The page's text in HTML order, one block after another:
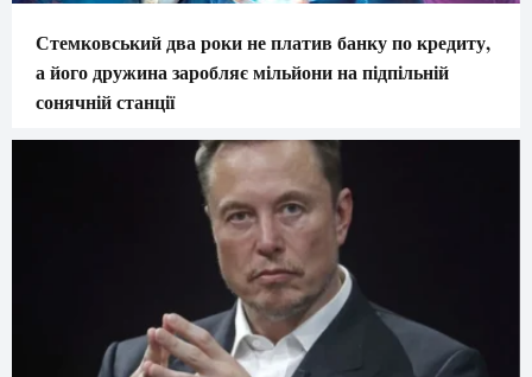
Стемковський два роки не платив банку по кредиту,
а його дружина заробляє мільйони на підпільній
сонячній станції